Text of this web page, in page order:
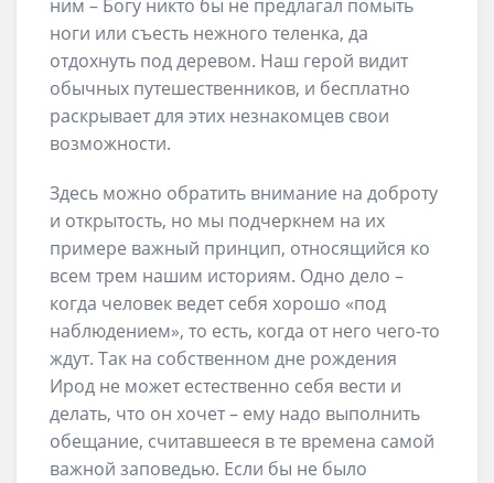
ним – Богу никто бы не предлагал помыть
ноги или съесть нежного теленка, да
отдохнуть под деревом. Наш герой видит
обычных путешественников, и бесплатно
раскрывает для этих незнакомцев свои
возможности.
Здесь можно обратить внимание на доброту
и открытость, но мы подчеркнем на их
примере важный принцип, относящийся ко
всем трем нашим историям. Одно дело –
когда человек ведет себя хорошо «под
наблюдением», то есть, когда от него чего-то
ждут. Так на собственном дне рождения
Ирод не может естественно себя вести и
делать, что он хочет – ему надо выполнить
обещание, считавшееся в те времена самой
важной заповедью. Если бы не было